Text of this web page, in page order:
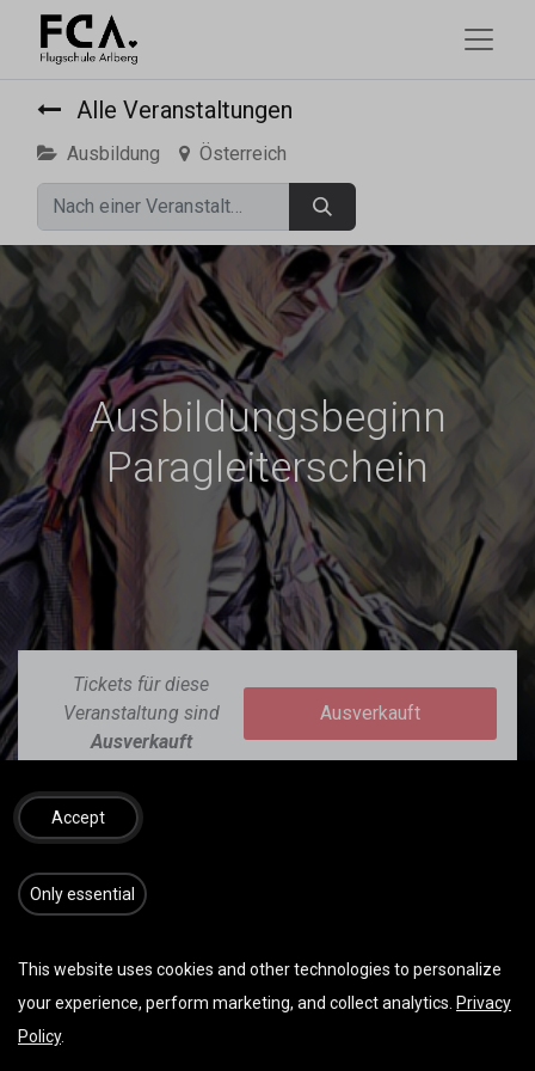
Alle Veranstaltungen
Ausbildung Österreich
Ausbildungsbeginn
Paragleiterschein
Tickets für diese
Veranstaltung sind
Ausverkauft
Ausverkauft
DATUM & UHRZEIT
Accept
​​​Only essential
This website uses cookies and other technologies to personalize
your experience, perform marketing, and collect analytics. Privacy
Policy.